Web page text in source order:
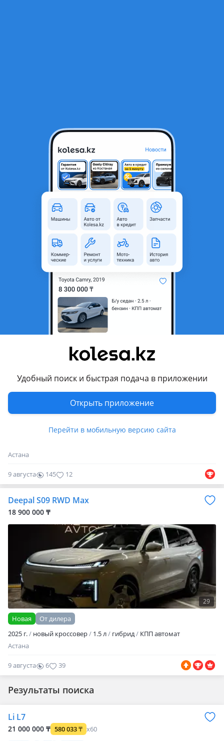
Удобный поиск и быстрая подача в приложении
Открыть приложение
Перейти в мобильную версию сайта
8 700 000 ₸ 254 435₸ x60
История авто
Б/у седан 2.5 л бензин КПП автомат с пробегом 260 000 км
4
Hyundai Tucson
10 000 000 ₸ 292 454₸ x60
История авто
Астана
9 августа 145 12
Deepal S09 RWD Max
18 900 000 ₸
29
Новая
От дилера
2025 г.
новый кроссовер 1.5 л гибрид
КПП автомат
Астана
9 августа 6 39
Результаты поиска
Li L7
21 000 000 ₸ 580 033₸ x60